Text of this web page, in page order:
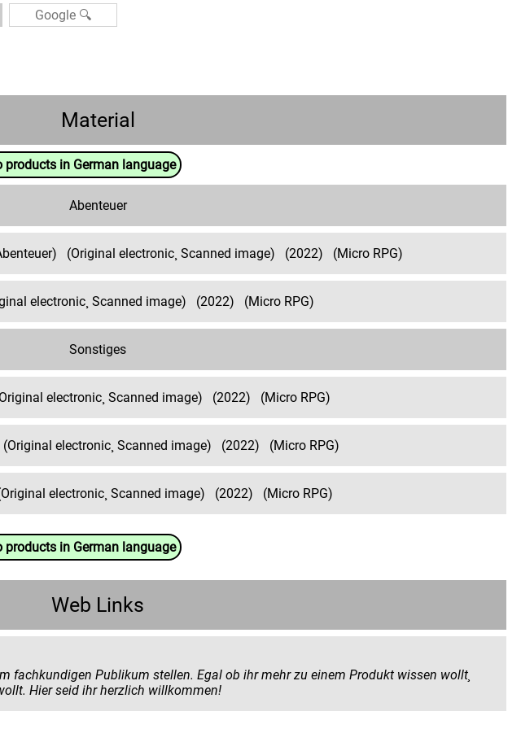
Material
products in German language
Abenteuer
(Original electronic¸ Scanned image) (2022) (Micro RPG)
electronic¸ Scanned image) (2022) (Micro RPG)
Sonstiges
electronic¸ Scanned image) (2022) (Micro RPG)
(Original electronic¸ Scanned image) (2022) (Micro RPG)
electronic¸ Scanned image) (2022) (Micro RPG)
products in German language
Web Links
stellen. Egal ob ihr mehr zu einem Produkt wissen wollt¸
einen Ratschlag zum Spielen sucht... oder geben wollt. Hier seid ihr herzlich willkommen!